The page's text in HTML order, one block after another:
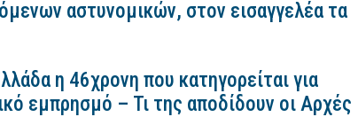
αστυνομικών, στον εισαγγελέα τα
η 46χρονη που κατηγορείται για
εμπρησμό – Τι της αποδίδουν οι Αρχές